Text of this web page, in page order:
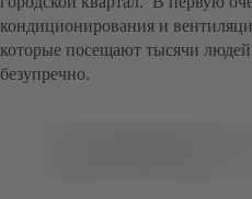
кондиционирования и
которые посещают тысячи
безупречно.